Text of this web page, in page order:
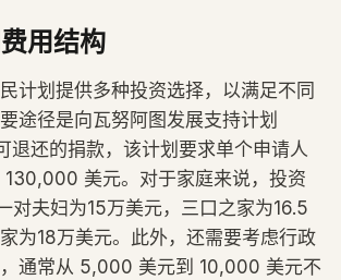
用结构
计划提供多种投资选择，以满足不同
途径是向瓦努阿图发展支持计划
退还的捐款，该计划要求单个申请人
130,000 美元。对于家庭来说，投资
对夫妇为15万美元，三口之家为16.5
为18万美元。此外，还需要考虑行政
通常从 5,000 美元到 10,000 美元不